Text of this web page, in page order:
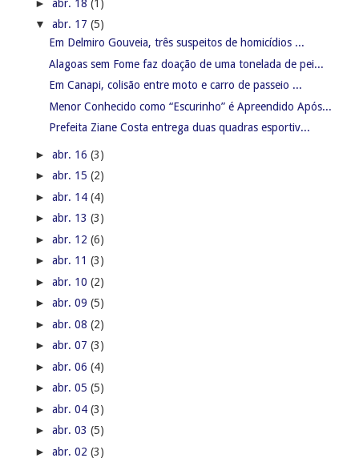
► abr. 18 (1)
▼ abr. 17 (5)
Em Delmiro Gouveia, três suspeitos de homicídios ...
Alagoas sem Fome faz doação de uma tonelada de pei...
Em Canapi, colisão entre moto e carro de passeio ...
Menor Conhecido como “Escurinho” é Apreendido Após...
Prefeita Ziane Costa entrega duas quadras esportiv...
► abr. 16 (3)
► abr. 15 (2)
► abr. 14 (4)
► abr. 13 (3)
► abr. 12 (6)
► abr. 11 (3)
► abr. 10 (2)
► abr. 09 (5)
► abr. 08 (2)
► abr. 07 (3)
► abr. 06 (4)
► abr. 05 (5)
► abr. 04 (3)
► abr. 03 (5)
► abr. 02 (3)